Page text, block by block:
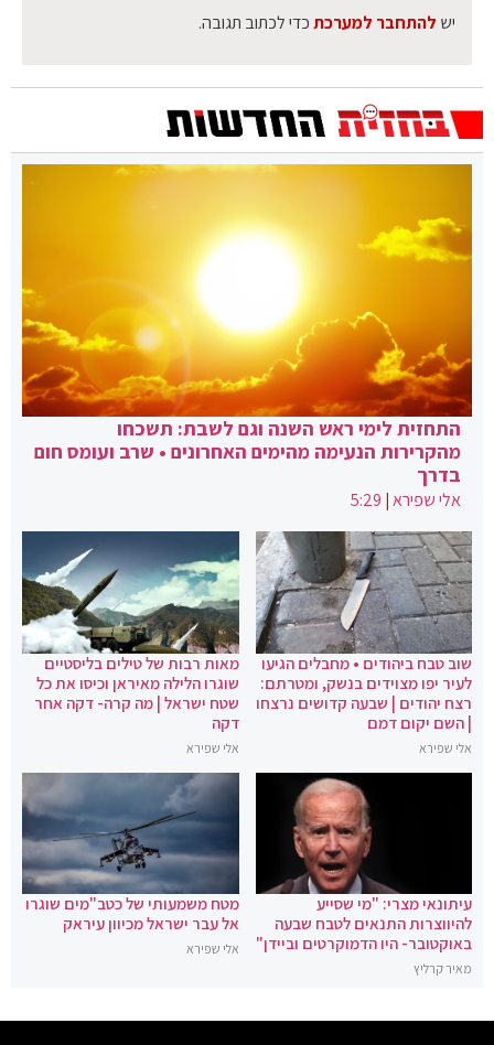
יש להתחבר למערכתכדי לכתוב תגובה.
התחזית לימי ראש השנה וגם לשבת: תשכחו
מהקרירות הנעימה מהימים האחרונים • שרב ועומס חום
בדרך
אלי שפירא|
5:29
שוב טבח ביהודים • מחבלים הגיעו
לעיר יפו מצוידים בנשק, ומטרתם:
רצח יהודים | שבעה קדושים נרצחו
| השם יקום דמם
אלי שפירא
מאות רבות של טילים בליסטיים
שוגרו הלילה מאיראן וכיסו את כל
שטח ישראל | מה קרה- דקה אחר
דקה
אלי שפירא
עיתונאי מצרי: "מי שסייע
להיווצרות התנאים לטבח שבעה
באוקטובר- היו הדמוקרטים וביידן"
מאיר קרליץ
מטח משמעותי של כטב"מים שוגרו
אל עבר ישראל מכיוון עיראק
אלי שפירא